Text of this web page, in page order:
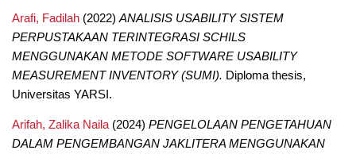
Arafi, Fadilah(2022) ANALISIS USABILITY SISTEM
PERPUSTAKAAN TERINTEGRASI SCHILS
MENGGUNAKAN METODE SOFTWARE USABILITY
MEASUREMENT INVENTORY (SUMI). Diploma thesis,
Universitas YARSI.
Arifah, Zalika Naila(2024) PENGELOLAAN PENGETAHUAN
DALAM PENGEMBANGAN JAKLITERA MENGGUNAKAN